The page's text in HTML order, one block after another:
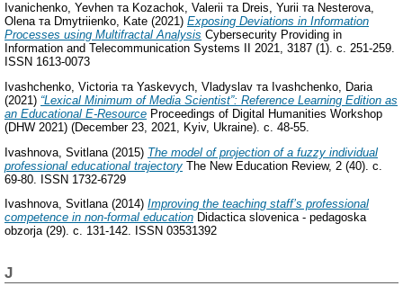
Ivanichenko, Yevhen та Kozachok, Valerii та Dreis, Yurii та Nesterova,
Olenaта Dmytriienko, Kate (2021) Exposing Deviations in Information
Processes using Multifractal Analysis Cybersecurity Providing in
Information and Telecommunication Systems II 2021, 3187 (1). с. 251-259.
ISSN 1613-0073
Ivashchenko, Victoria та Yaskevych, Vladyslav та Ivashchenko, Daria
(2021) “Lexical Minimum of Media Scientist”: Reference Learning Edition as
an Educational E-Resource Proceedings of Digital Humanities Workshop
(DHW 2021) (December 23, 2021, Kyiv, Ukraine). с. 48-55.
Ivashnova, Svitlana (2015) The model of projection of a fuzzy individual
professional educational trajectory The New Education Review, 2 (40). с.
69-80. ISSN 1732-6729
Ivashnova, Svitlana(2014) Improving the teaching staff’s professional
competence in non-formal education Didactica slovenica - pedagoska
obzorja (29). с. 131-142. ISSN 03531392
J